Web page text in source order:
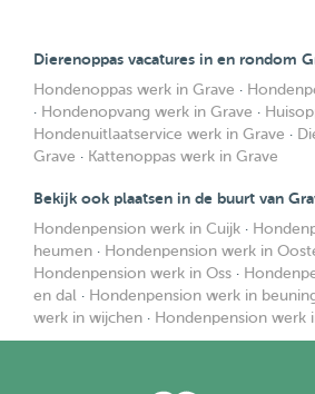
Dierenoppas vacatures in en rondom
Hondenoppas werk in Grave ·
· Hondenopvang werk in Grave ·
Hondenuitlaatservice werk in Grave ·
Grave · Kattenoppas werk in Grave
Bekijk ook plaatsen in de buurt van
Hondenpension werk in Cuijk ·
heumen · Hondenpension werk in
Hondenpension werk in Oss ·
en dal · Hondenpension werk in
werk in wijchen · Hondenpension werk